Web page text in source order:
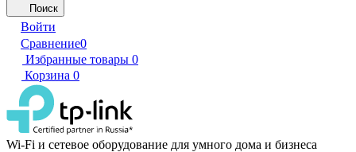
Поиск
Войти
Сравнение0
Избранные товары 0
Корзина 0
Wi-Fi и сетевое оборудование для умного дома и бизнеса